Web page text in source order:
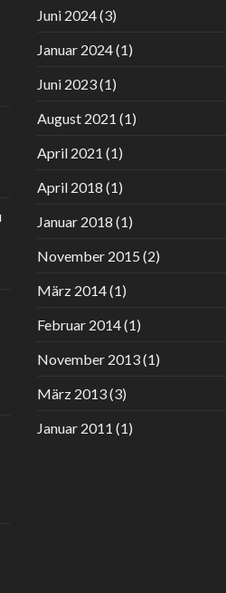
Juni 2024(3)
Januar 2024(1)
Juni 2023(1)
August 2021 (1)
April 2021 (1)
April 2018 (1)
Januar 2018 (1)
November 2015 (2)
März 2014(1)
Februar 2014(1)
November 2013(1)
März 2013(3)
Januar 2011 (1)